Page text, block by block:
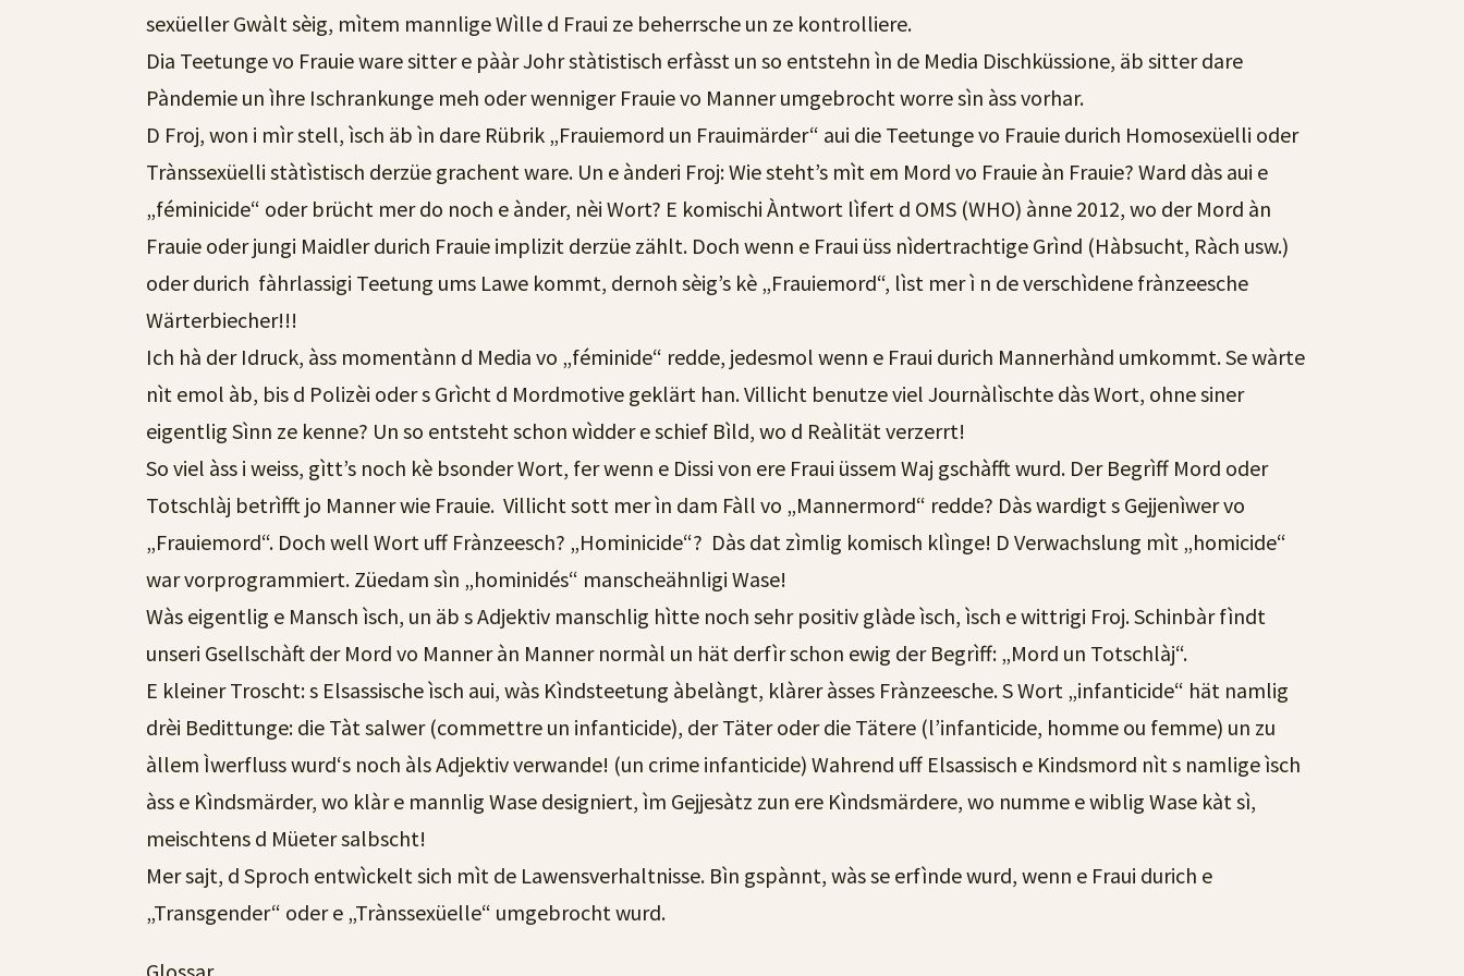
sexüeller Gwàlt sèig, mìtem mannlige Wìlle d Fraui ze beherrsche un ze kontrolliere.
Dia Teetunge vo Frauie ware sitter e pààr Johr stàtistisch erfàsst un so entstehn ìn de Media Dischküssione, äb sitter dare
Pàndemie un ìhre Ischrankunge meh oder wenniger Frauie vo Manner umgebrocht worre sìn àss vorhar.
D Froj, won i mìr stell, ìsch äb ìn dare Rübrik „Frauiemord un Frauimärder“ aui die Teetunge vo Frauie durich Homosexüelli oder
Trànssexüelli stàtìstisch derzüe grachent ware. Un e ànderi Froj: Wie steht’s mìt em Mord vo Frauie àn Frauie? Ward dàs aui e
„féminicide“ oder brücht mer do noch e ànder, nèi Wort? E komischi Àntwort lìfert d OMS (WHO) ànne 2012, wo der Mord àn
Frauie oder jungi Maidler durich Frauie implizit derzüe zählt. Doch wenn e Fraui üss nìdertrachtige Grìnd (Hàbsucht, Ràch usw.)
oder durich fàhrlassigi Teetung ums Lawe kommt, dernoh sèig’s kè „Frauiemord“, lìst mer ì n de verschìdene frànzeesche
Wärterbiecher!!!
Ich hà der Idruck, àss momentànn d Media vo „féminide“ redde, jedesmol wenn e Fraui durich Mannerhànd umkommt. Se wàrte
nìt emol àb, bis d Polizèi oder s Grìcht d Mordmotive geklärt han. Villicht benutze viel Journàlìschte dàs Wort, ohne siner
eigentlig Sìnn ze kenne? Un so entsteht schon wìdder e schief Bìld, wo d Reàlität verzerrt!
So viel àss i weiss, gìtt’s noch kè bsonder Wort, fer wenn e Dissi von ere Fraui üssem Waj gschàfft wurd. Der Begrìff Mord oder
Totschlàj betrìfft jo Manner wie Frauie. Villicht sott mer ìn dam Fàll vo „Mannermord“ redde? Dàs wardigt s Gejjenìwer vo
„Frauiemord“. Doch well Wort uff Frànzeesch? „Hominicide“? Dàs dat zìmlig komisch klìnge! D Verwachslung mìt „homicide“
war vorprogrammiert. Züedam sìn „hominidés“ manscheähnligi Wase!
Wàs eigentlig e Mansch ìsch, un äb s Adjektiv manschlig hìtte noch sehr positiv glàde ìsch, ìsch e wittrigi Froj. Schinbàr fìndt
unseri Gsellschàft der Mord vo Manner àn Manner normàl un hät derfìr schon ewig der Begrìff: „Mord un Totschlàj“.
E kleiner Troscht: s Elsassische ìsch aui, wàs Kìndsteetung àbelàngt, klàrer àsses Frànzeesche. S Wort „infanticide“ hät namlig
drèi Bedittunge: die Tàt salwer (commettre un infanticide), der Täter oder die Tätere (l’infanticide, homme ou femme) un zu
àllem Ìwerfluss wurd‘s noch àls Adjektiv verwande! (un crime infanticide) Wahrend uff Elsassisch e Kindsmord nìt s namlige ìsch
àss e Kìndsmärder, wo klàr e mannlig Wase designiert, ìm Gejjesàtz zun ere Kìndsmärdere, wo numme e wiblig Wase kàt sì,
meischtens d Müeter salbscht!
Mer sajt, d Sproch entwìckelt sich mìt de Lawensverhaltnisse. Bìn gspànnt, wàs se erfìnde wurd, wenn e Fraui durich e
„Transgender“ oder e „Trànssexüelle“ umgebrocht wurd.